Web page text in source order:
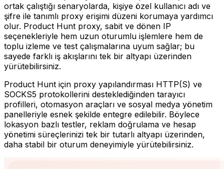
ortak çalıştığı senaryolarda, kişiye özel kullanıcı adı ve
şifre ile tanımlı proxy erişimi düzeni korumaya yardımcı
olur. Product Hunt proxy, sabit ve dönen IP
seçenekleriyle hem uzun oturumlu işlemlere hem de
toplu izleme ve test çalışmalarına uyum sağlar; bu
sayede farklı iş akışlarını tek bir altyapı üzerinden
yürütebilirsiniz.
Product Hunt için proxy yapılandırması HTTP(S) ve
SOCKS5 protokollerini desteklediğinden tarayıcı
profilleri, otomasyon araçları ve sosyal medya yönetim
panelleriyle esnek şekilde entegre edilebilir. Böylece
lokasyon bazlı testler, reklam doğrulama ve hesap
yönetimi süreçlerinizi tek bir tutarlı altyapı üzerinden,
daha stabil bir oturum deneyimiyle yürütebilirsiniz.